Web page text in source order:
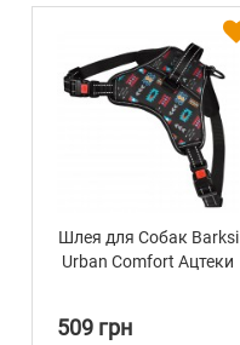
Шлея для Собак Barksi
Urban Comfort Ацтеки
509 грн